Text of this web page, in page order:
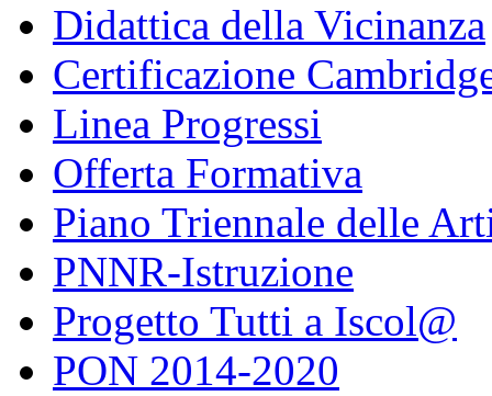
Didattica della Vicinanza
Certificazione
Linea Progressi
Offerta Formativa
Piano Triennale delle
PNNR-Istruzione
Progetto Tutti a Iscol@
PON 2014-2020